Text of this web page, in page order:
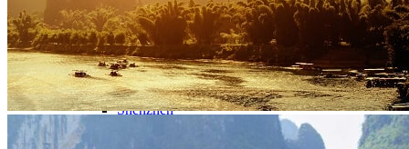
Hong Kong 香港
Hunan 湖南
Ile d’Hainan 海南
Macao 澳门
Taïwan 台湾
Shenzhen
Sud Ouest